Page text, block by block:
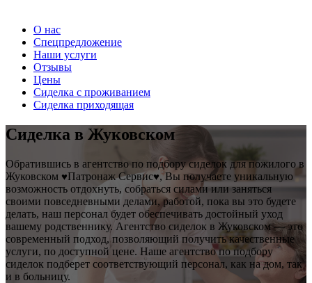
О нас
Спецпредложение
Наши услуги
Отзывы
Цены
Сиделка с проживанием
Сиделка приходящая
Сиделка в Жуковском
Обратившись в агентство по подбору сиделок для пожилого в
Жуковском ♥Патронаж Сервис♥, Вы получаете уникальную
возможность отдохнуть, собраться силами или заняться
своими повседневными делами, работой, пока вы это будете
делать, наш персонал будет обеспечивать достойный уход
вашему родственнику. Агентство сиделок в Жуковском — это
современный подход, позволяющий получить качественные
услуги, по доступной цене. Наше агентство по подбору
сиделок подберет соответствующий персонал, как на дом, так
и в больницу.